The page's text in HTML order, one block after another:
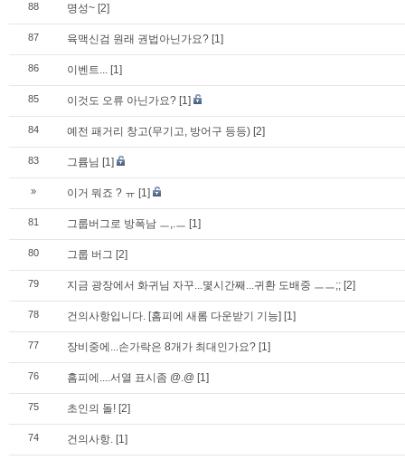
88 명성~ [2]
87 육맥신검 원래 권법아닌가요? [1]
86 이벤트... [1]
85 이것도 오류 아닌가요? [1]
84 예전 패거리 창고(무기고, 방어구 등등) [2]
83 그륨님 [1]
» 이거 뭐죠 ? ㅠ [1]
81 그룹버그로 방폭남 ㅡ,.ㅡ [1]
80 그룹 버그 [2]
79 지금 광장에서 화귀님 자꾸...몇시간째...귀환 도배중 ㅡㅡ;; [2]
78 건의사항입니다. [홈피에 새롬 다운받기 기능] [1]
77 장비중에...손가락은 8개가 최대인가요? [1]
76 홈피에....서열 표시좀 @.@ [1]
75 초인의 돌! [2]
74 건의사항. [1]